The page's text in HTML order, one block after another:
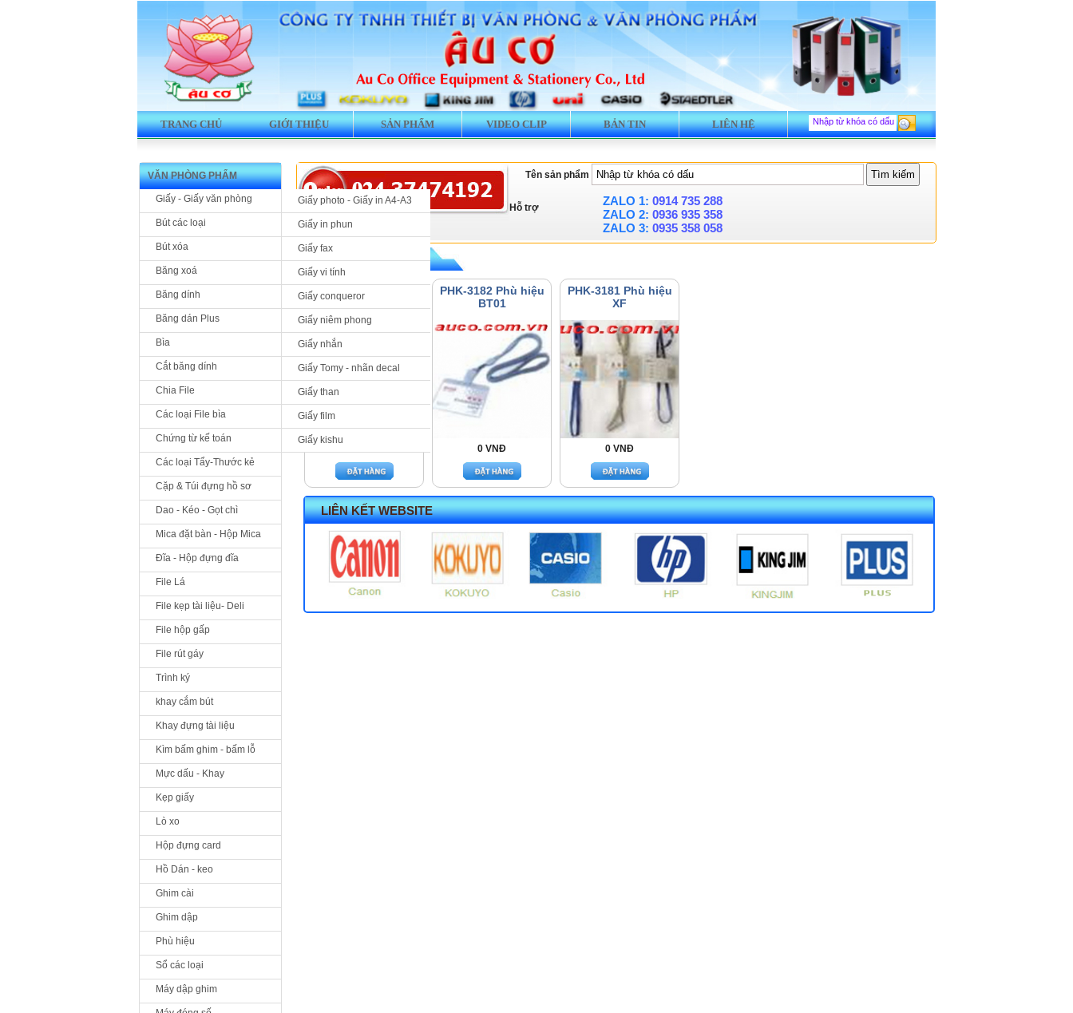
TRANG CHỦ GIỚI THIỆU SẢN PHẨM VIDEO CLIP BẢN TIN LIÊN HỆ
VĂN PHÒNG PHẨM
Giấy - Giấy văn phòng Giấy photo - Giấy in A4-A3
Giấy in phun
Giấy fax
Giấy vi tính
Giấy conqueror
Giấy niêm phong
Giấy nhắn
Giấy Tomy - nhãn decal
Giấy than
Giấy film
Giấy kishu
Bút các loại
Bút xóa
Băng xoá
Băng dính
Băng dán Plus
Bìa
Cắt băng dính
Chia File
Các loại File bìa
Chứng từ kế toán
Các loại Tẩy-Thước kẻ
Cặp & Túi đựng hồ sơ
Dao - Kéo - Gọt chì
Mica đặt bàn - Hộp Mica
Đĩa - Hộp đựng đĩa
File Lá
File kẹp tài liệu- Deli
File hộp gấp
File rút gáy
Trình ký
khay cắm bút
Khay đựng tài liệu
Kìm bấm ghim - bấm lỗ
Mực dấu - Khay
Kẹp giấy
Lò xo
Hộp đựng card
Hồ Dán - keo
Ghim cài
Ghim dập
Phù hiệu
Sổ các loại
Máy dập ghim
Tên sản phẩm
Hỗ trợ ZALO 1: 0914 735 288
ZALO 2: 0936 935 358
ZALO 3: 0935 358 058
PHK-3183 Phù hiệu
fama
PHK-3182 Phù hiệu
BT01
0 VNĐ
PHK-3181 Phù hiệu
XF
0 VNĐ
LIÊN KẾT WEBSITE